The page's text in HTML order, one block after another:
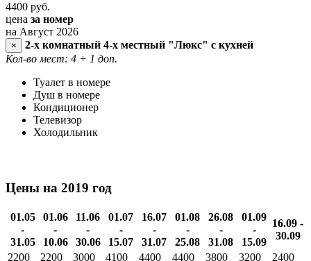
4400 руб.
цена за номер
на Август 2026
×
2-х комнатный 4-х местный "Люкс" с кухней
Кол-во мест: 4 + 1 доп.
Туалет в номере
Душ в номере
Кондиционер
Телевизор
Холодильник
Цены на 2019 год
01.05
-
31.05
01.06
-
10.06
11.06
-
30.06
01.07
-
15.07
16.07
-
31.07
01.08
-
25.08
26.08
-
31.08
01.09
-
15.09
16.09 -
30.09
2200
2200 3000 4100 4400 4400 3800 3200 2400